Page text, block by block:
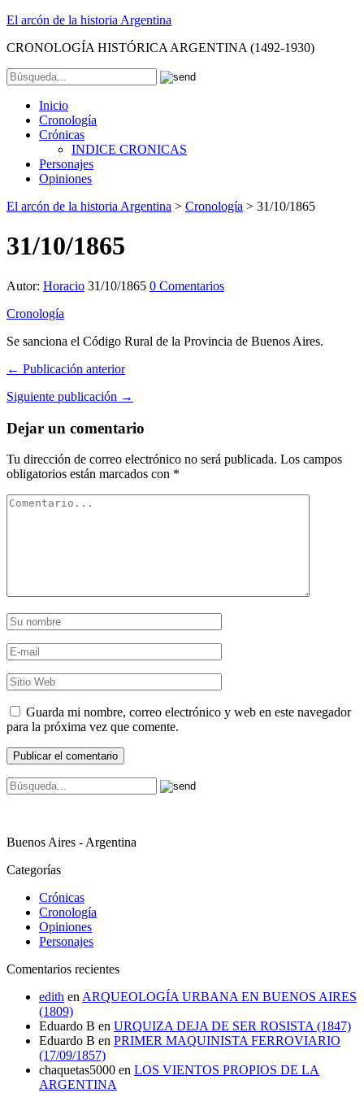
El arcón de la historia Argentina
CRONOLOGÍA HISTÓRICA ARGENTINA (1492-1930)
Inicio
Cronología
Crónicas
INDICE CRONICAS
Personajes
Opiniones
El arcón de la historia Argentina > Cronología > 31/10/1865
31/10/1865
Autor: Horacio 31/10/1865 0 Comentarios
Cronología
Se sanciona el Código Rural de la Provincia de Buenos Aires.
← Publicación anterior
Siguiente publicación →
Dejar un comentario
Tu dirección de correo electrónico no será publicada. Los campos
obligatorios están marcados con *
Guarda mi nombre, correo electrónico y web en este navegador
para la próxima vez que comente.
Buenos Aires - Argentina
Categorías
Crónicas
Cronología
Opiniones
Personajes
Comentarios recientes
edith en ARQUEOLOGÍA URBANA EN BUENOS AIRES
(1809)
Eduardo B en URQUIZA DEJA DE SER ROSISTA (1847)
Eduardo B en PRIMER MAQUINISTA FERROVIARIO
(17/09/1857)
chaquetas5000 en LOS VIENTOS PROPIOS DE LA
ARGENTINA